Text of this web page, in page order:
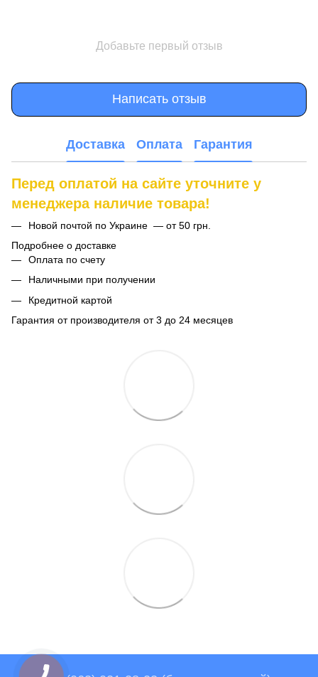
Добавьте первый отзыв
Написать отзыв
Доставка Оплата Гарантия
Перед оплатой на сайте уточните у
менеджера наличие товара!
Новой почтой по Украине — от 50 грн.
Подробнее о доставке
Оплата по счету
Наличными при получении
Кредитной картой
Гарантия от производителя от 3 до 24 месяцев